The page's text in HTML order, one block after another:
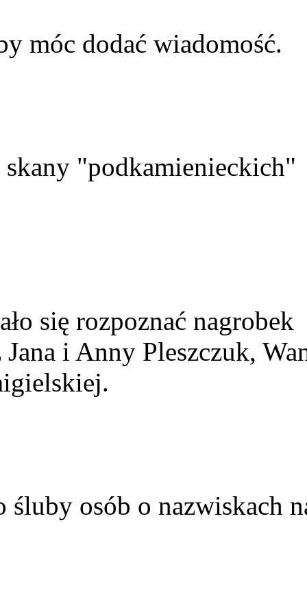
móc dodać wiadomość.
"podkamienieckich"
się rozpoznać nagrobek
i Anny Pleszczuk,
śluby osób o nazwiskach